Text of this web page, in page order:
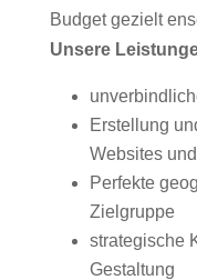
Budget gezielt
Unsere
Erstellung
Websites und
Perfekte
Zielgruppe
strategische
Gestaltung